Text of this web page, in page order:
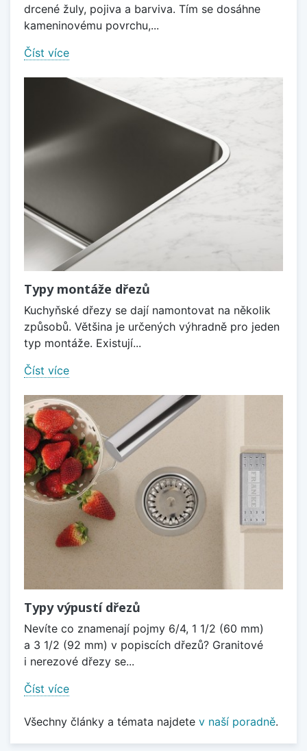
drcené žuly, pojiva a barviva. Tím se dosáhne
kameninovému povrchu,...
Číst více
Typy montáže dřezů
Kuchyňské dřezy se dají namontovat na několik
způsobů. Většina je určených výhradně pro jeden
typ montáže. Existují...
Číst více
Typy výpustí dřezů
Nevíte co znamenají pojmy 6/4, 1 1/2 (60 mm)
a 3 1/2 (92 mm) v popiscích dřezů? Granitové
i nerezové dřezy se...
Číst více
Všechny články a témata najdete v naší poradně.